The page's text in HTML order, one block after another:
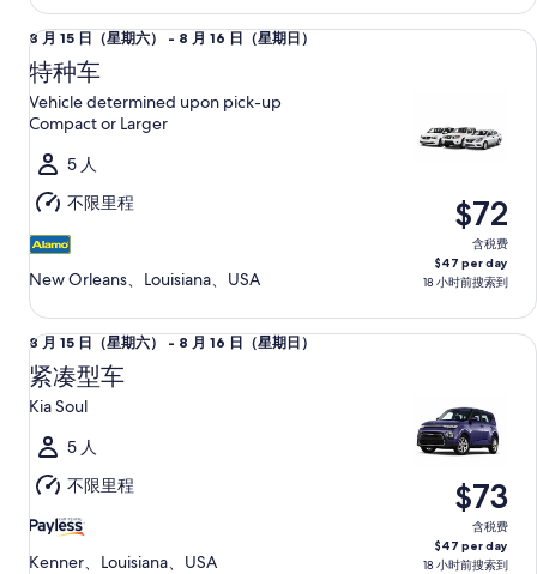
16
日
（星
期
日）
8
月
15
日
期
六）
8
月
16
日
（星
期
日）
8 月 15 日（星期六） - 8 月 16 日（星期日）
特种车
Vehicle determined upon pick-up
Compact or Larger
5 人
不限里程
New Orleans、Louisiana、USA
$72
含税费
$47 per day
18 小时前搜索到
特种车 Vehicle determined upon pick-up Compact or Larger
8
月
15
（星
期
六）
至
8
8 月 15 日（星期六） - 8 月 16 日（星期日）
紧凑型车
Kia Soul
5 人
不限里程
Kenner、Louisiana、USA
$73
含税费
$47 per day
18 小时前搜索到
紧凑型车 Kia Soul